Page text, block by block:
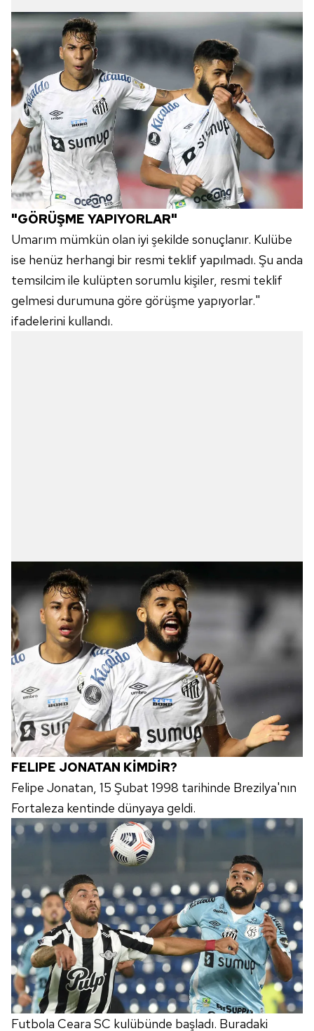
"GÖRÜŞME YAPIYORLAR"
Umarım mümkün olan iyi şekilde sonuçlanır. Kulübe
ise henüz herhangi bir resmi teklif yapılmadı. Şu anda
temsilcim ile kulüpten sorumlu kişiler, resmi teklif
gelmesi durumuna göre görüşme yapıyorlar."
ifadelerini kullandı.
FELIPE JONATAN KİMDİR?
Felipe Jonatan, 15 Şubat 1998 tarihinde Brezilya'nın
Fortaleza kentinde dünyaya geldi.
Futbola Ceara SC kulübünde başladı. Buradaki